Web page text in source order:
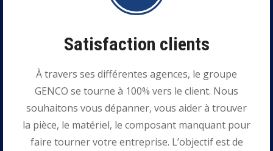
Satisfaction clients
À travers ses différentes agences, le groupe
GENCO se tourne à 100% vers le client. Nous
souhaitons vous dépanner, vous aider à trouver
la pièce, le matériel, le composant manquant pour
faire tourner votre entreprise. L’objectif est de